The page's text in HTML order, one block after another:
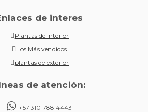
de interes
Plantas de interior
Los Más vendidos
plantas de exterior
de atención:
+57 310 788 4443